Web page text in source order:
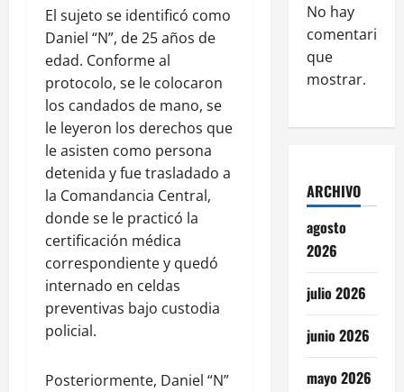
El sujeto se identificó como
Daniel “N”, de 25 años de
edad. Conforme al
protocolo, se le colocaron
los candados de mano, se
le leyeron los derechos que
le asisten como persona
detenida y fue trasladado a
la Comandancia Central,
donde se le practicó la
certificación médica
correspondiente y quedó
internado en celdas
preventivas bajo custodia
policial.
Posteriormente, Daniel “N”
No hay
comentarios
que
mostrar.
ARCHIVO
agosto
2026
julio 2026
junio 2026
mayo 2026